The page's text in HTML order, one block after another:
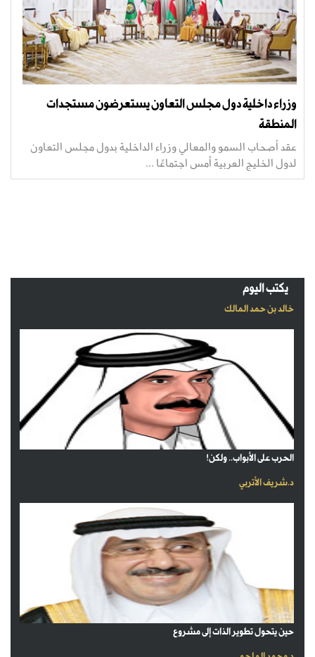
وزراء داخلية دول مجلس التعاون يستعرضون مستجدات
المنطقة
عقد أصحاب السمو والمعالي وزراء الداخلية بدول مجلس التعاون
لدول الخليج العربية أمس اجتماعًا ...
يكتب اليوم
خالد بن حمد المالك
الحرب على الأبواب.. ولكن!
د.شريف الأتربي
حين يتحول تطوير الذات إلى مشروع